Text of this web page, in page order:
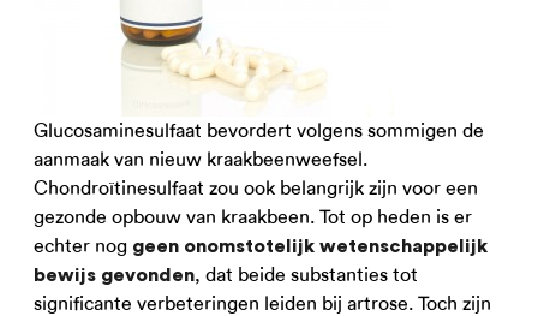
Glucosaminesulfaat bevordert volgens sommigen de
aanmaak van nieuw kraakbeenweefsel.
Chondroïtinesulfaat zou ook belangrijk zijn voor een
gezonde opbouw van kraakbeen. Tot op heden is er
echter nog geen onomstotelijk wetenschappelijk
bewijs gevonden, dat beide substanties tot
significante verbeteringen leiden bij artrose. Toch zijn